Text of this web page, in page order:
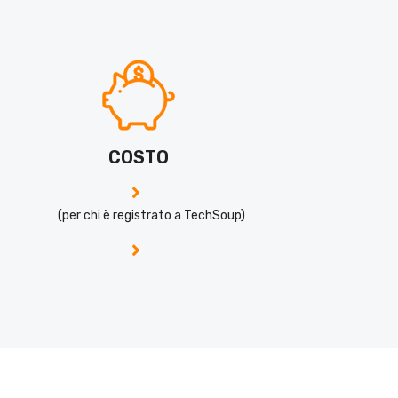
COSTO
(per chi è registrato a TechSoup)